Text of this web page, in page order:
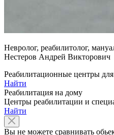
Невролог, реабилитолог,
Нестеров Андрей Викторович
Реабилитационные центры для
Найти
Реабилитация на дому
Центры реабилитации и
Найти
Вы не можете сравнивать